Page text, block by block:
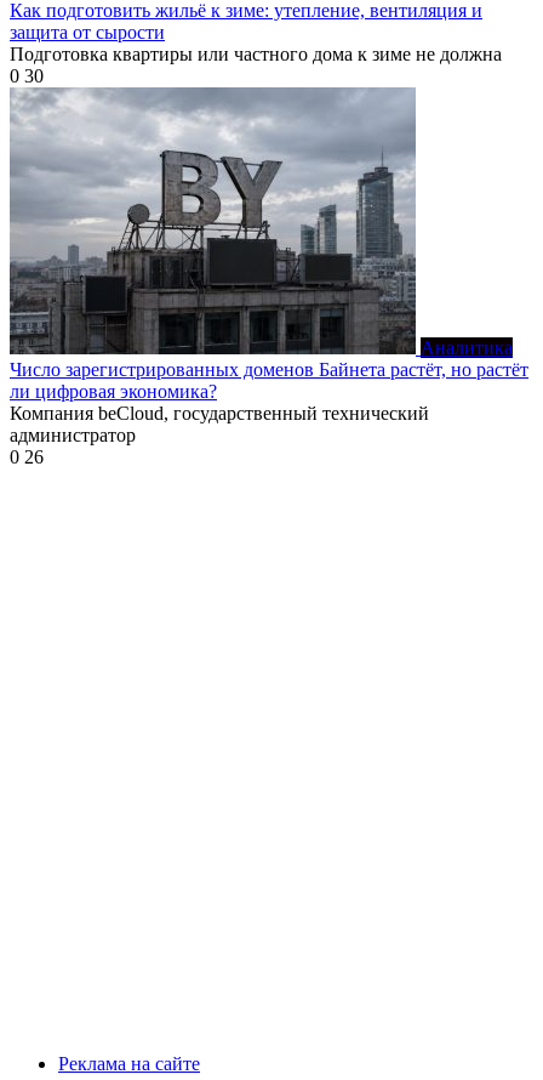
Как подготовить жильё к зиме: утепление, вентиляция и
защита от сырости
Подготовка квартиры или частного дома к зиме не должна
0 30
Аналитика
Число зарегистрированных доменов Байнета растёт, но растёт
ли цифровая экономика?
Компания beCloud, государственный технический
администратор
0 26
Реклама на сайте